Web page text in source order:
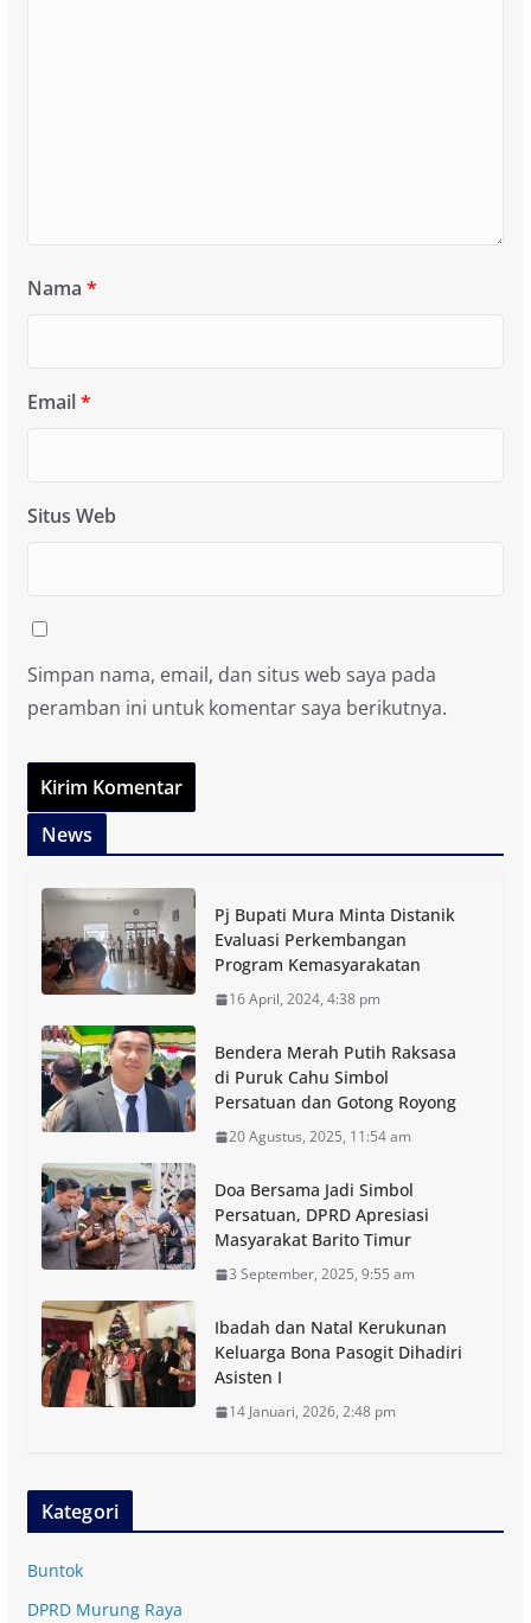
Nama *
Email*
Situs Web
Simpan nama, email, dan situs web saya pada
peramban ini untuk komentar saya berikutnya.
News
Pj Bupati Mura Minta Distanik
Evaluasi Perkembangan
Program Kemasyarakatan
16 April, 2024, 4:38 pm
Bendera Merah Putih Raksasa
di Puruk Cahu Simbol
Persatuan dan Gotong Royong
20 Agustus, 2025, 11:54 am
Doa Bersama Jadi Simbol
Persatuan, DPRD Apresiasi
Masyarakat Barito Timur
3 September, 2025, 9:55 am
Ibadah dan Natal Kerukunan
Keluarga Bona Pasogit Dihadiri
Asisten I
14 Januari, 2026, 2:48 pm
Kategori
Buntok
DPRD Murung Raya